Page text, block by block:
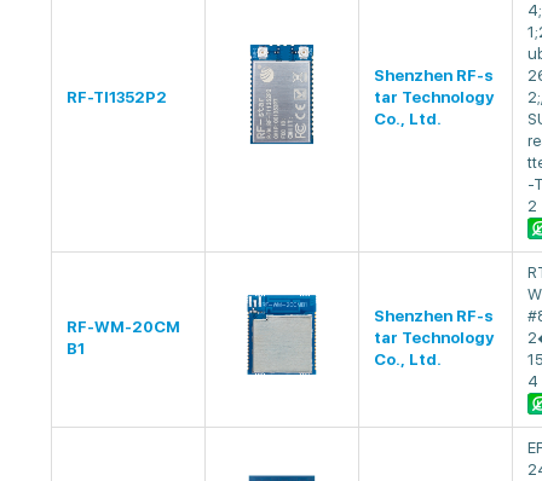
RF-TI1352P2
Shenzhen RF-s
tar Technology
Co., Ltd.
-
2
RF-WM-20CM
B1
Shenzhen RF-s
tar Technology
Co., Ltd.
4